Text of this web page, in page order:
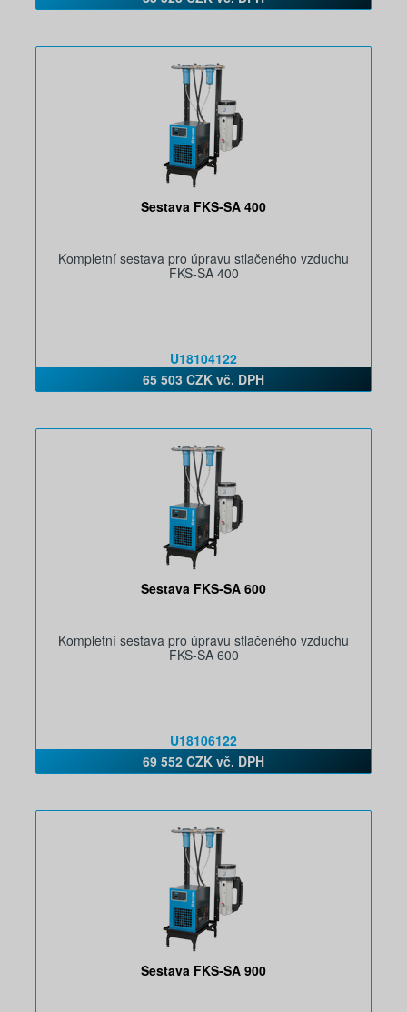
Sestava FKS-SA 400
Kompletní sestava pro úpravu stlačeného vzduchu
FKS-SA 400
U18104122
65 503 CZK vč. DPH
Sestava FKS-SA 600
Kompletní sestava pro úpravu stlačeného vzduchu
FKS-SA 600
U18106122
69 552 CZK vč. DPH
Sestava FKS-SA 900